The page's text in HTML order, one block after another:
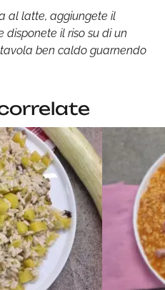
al latte, aggiungete il
il riso su di un
ben caldo guarnendo